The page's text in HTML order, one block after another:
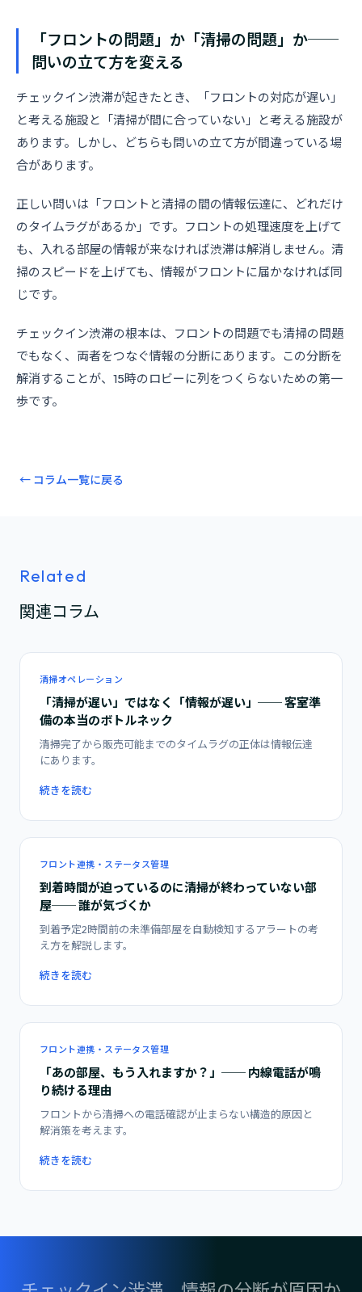
「フロントの問題」か「清掃の問題」か──
問いの立て方を変える
チェックイン渋滞が起きたとき、「フロントの対応が遅い」
と考える施設と「清掃が間に合っていない」と考える施設が
あります。しかし、どちらも問いの立て方が間違っている場
合があります。
正しい問いは「フロントと清掃の間の情報伝達に、どれだけ
のタイムラグがあるか」です。フロントの処理速度を上げて
も、入れる部屋の情報が来なければ渋滞は解消しません。清
掃のスピードを上げても、情報がフロントに届かなければ同
じです。
チェックイン渋滞の根本は、フロントの問題でも清掃の問題
でもなく、両者をつなぐ情報の分断にあります。この分断を
解消することが、15時のロビーに列をつくらないための第一
歩です。
← コラム一覧に戻る
Related
関連コラム
清掃オペレーション
「清掃が遅い」ではなく「情報が遅い」── 客室準
備の本当のボトルネック
清掃完了から販売可能までのタイムラグの正体は情報伝達
にあります。
続きを読む
フロント連携・ステータス管理
到着時間が迫っているのに清掃が終わっていない部
屋── 誰が気づくか
到着予定2時間前の未準備部屋を自動検知するアラートの考
え方を解説します。
続きを読む
フロント連携・ステータス管理
「あの部屋、もう入れますか？」── 内線電話が鳴
り続ける理由
フロントから清掃への電話確認が止まらない構造的原因と
解消策を考えます。
続きを読む